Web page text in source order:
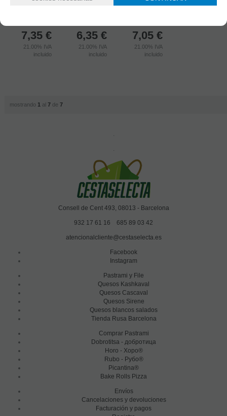
7,35 €
21.00% IVA
incluido
6,35 €
21.00% IVA
incluido
ROSEBERRY,
7,05 €
21.00% IVA
incluido
mostrando 1 al 7de 7
Consell de Cent 493, 08013 - Barcelona
932 17 61 16 685 89 03 42
atencionalcliente@cestaselecta.es
Facebook
Instagram
Pastrami y File
Quesos Kashkaval
Quesos Cascaval
Quesos Sirene
Quesos blancos salados
Tienda Rusa Barcelona
Comprar Pastrami
Dobrotitsa - добротица
Horo - Хоро®
Rubo - Рубо®
Picantina®
Bake Rolls Pizza
Envíos
Cancelaciones y devoluciones
Facturación y pagos